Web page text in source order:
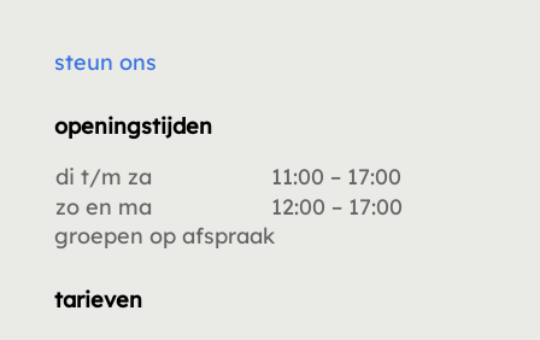
steun ons
openingstijden
di t/m za
11:00 – 17:00
zo en ma
12:00 – 17:00
groepen op afspraak
tarieven